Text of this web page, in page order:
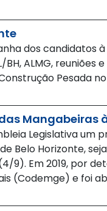
dos candidatos
ALMG, reuniões
Pesada
Mangabeiras
Legislativa um
Belo Horizonte,
9). Em 2019, por
(Codemge) e foi